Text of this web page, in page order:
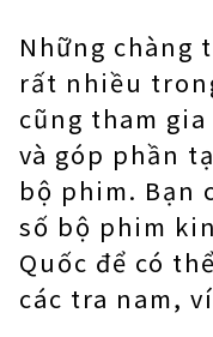
Những chàng
rất nhiều
cũng tham
và góp phần
bộ phim. Bạn
số bộ phim
Quốc để có
các tra nam,